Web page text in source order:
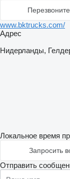
www.bktrucks.com/
Адрес
Нидерланды,
Локальное время
Запросить
Отправить